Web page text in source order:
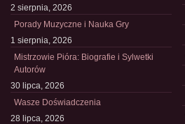
2 sierpnia, 2026
Porady Muzyczne i Nauka Gry
1 sierpnia, 2026
Mistrzowie Pióra: Biografie i Sylwetki
Autorów
30 lipca, 2026
Wasze Doświadczenia
28 lipca, 2026